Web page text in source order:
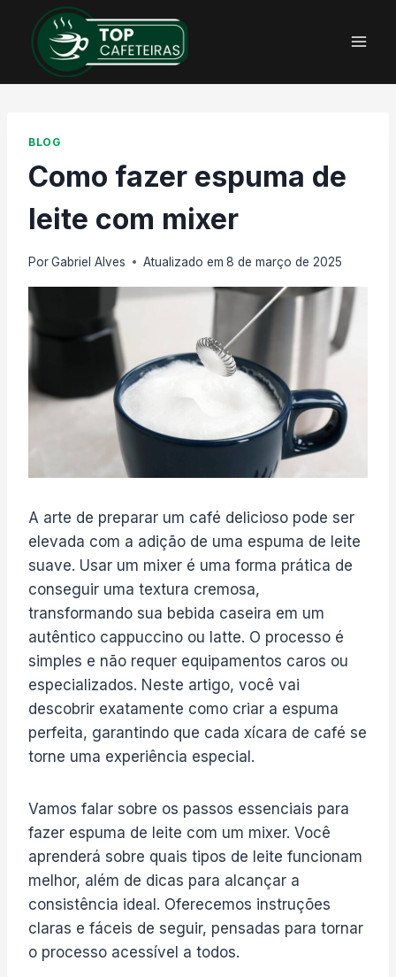
Conteúdo
BLOG
Como fazer espuma de
leite com mixer
PorGabriel Alves Atualizado em 8 de março de 2025
A arte de preparar um café delicioso pode ser
elevada com a adição de uma espuma de leite
suave. Usar um mixer é uma forma prática de
conseguir uma textura cremosa,
transformando sua bebida caseira em um
autêntico cappuccino ou latte. O processo é
simples e não requer equipamentos caros ou
especializados. Neste artigo, você vai
descobrir exatamente como criar a espuma
perfeita, garantindo que cada xícara de café se
torne uma experiência especial.
Vamos falar sobre os passos essenciais para
fazer espuma de leite com um mixer. Você
aprenderá sobre quais tipos de leite funcionam
melhor, além de dicas para alcançar a
consistência ideal. Oferecemos instruções
claras e fáceis de seguir, pensadas para tornar
o processo acessível a todos.